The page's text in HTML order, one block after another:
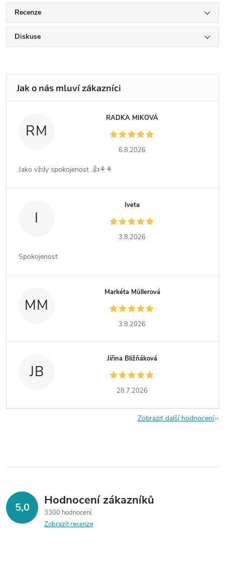
Recenze
Diskuse
RM
RADKA MIKOVÁ
6.8.2026
Jako vždy spokojenost .👍⚘️⚘️
I
Iveta
3.8.2026
Spokojenost
MM
Markéta Müllerová
3.8.2026
JB
Jiřina Bližňáková
28.7.2026
Zobrazit další hodnocení
5,0 Hodnocení zákazníků
3300 hodnocení
Zobrazit recenze